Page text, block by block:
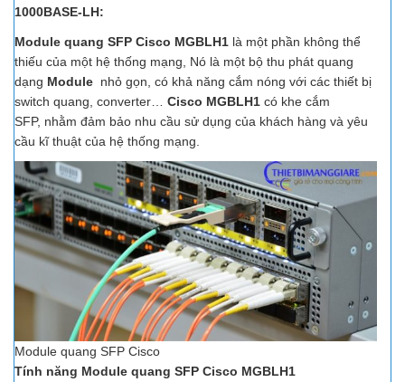
1000BASE-LH:
Module quang SFP Cisco MGBLH1 là một phần không thể
thiếu của một hệ thống mạng, Nó là một bộ thu phát quang
dạng Module nhỏ gọn, có khả năng cắm nóng với các thiết bị
switch quang, converter… Cisco MGBLH1 có khe cắm
SFP, nhằm đảm bảo nhu cầu sử dụng của khách hàng và yêu
cầu kĩ thuật của hệ thống mạng.
Module quang SFP Cisco
Tính năng Module quang SFP Cisco MGBLH1